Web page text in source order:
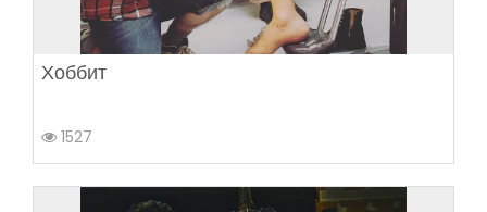
Хоббит
1527